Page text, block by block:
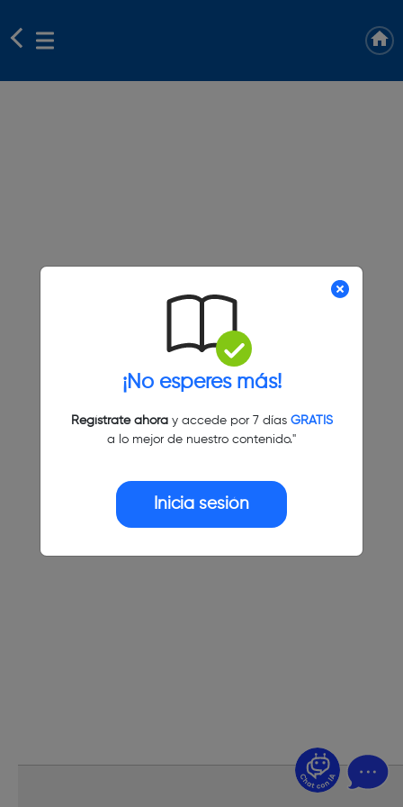
¡No esperes más!
Regístrate ahoray accede por 7 días GRATIS
a lo mejor de nuestro contenido."
Inicia sesión